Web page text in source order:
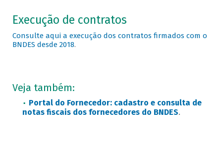
Execução de contratos
Consulte aqui a execução dos contratos firmados com o
BNDES desde 2018.
Veja também:
Portal do Fornecedor: cadastro e consulta de
notas fiscais dos fornecedores do BNDES.